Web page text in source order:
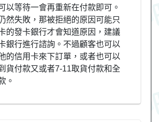
以等待一會再重新在付款即可。
然失敗，那被拒絕的原因可能只
的發卡銀行才會知道原因，建議
銀行進行諮詢。不過顧客也可以
的信用卡來下訂單，或者也可以
貨付款又或者7-11取貨付款和全
。